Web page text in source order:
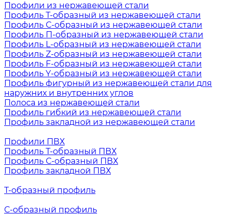
Профили из нержавеющей стали
Профиль Т-образный из нержавеющей стали
Профиль С-образный из нержавеющей стали
Профиль П-образный из нержавеющей стали
Профиль L-образный из нержавеющей стали
Профиль Z-образный из нержавеющей стали
Профиль F-образный из нержавеющей стали
Профиль Y-образный из нержавеющей стали
Профиль фигурный из нержавеющей стали для
наружних и внутренних углов
Полоса из нержавеющей стали
Профиль гибкий из нержавеющей стали
Профиль закладной из нержавеющей стали
Профили ПВХ
Профиль Т-образный ПВХ
Профиль С-образный ПВХ
Профиль закладной ПВХ
Т-образный профиль
С-образный профиль